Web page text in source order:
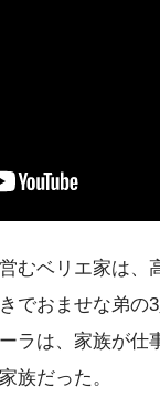
むベリエ家は
でおませな弟の3
ラは、家族が
族だった。